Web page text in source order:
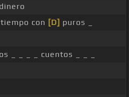
con [D] puros _
_ _ _ _ cuentos _ _ _